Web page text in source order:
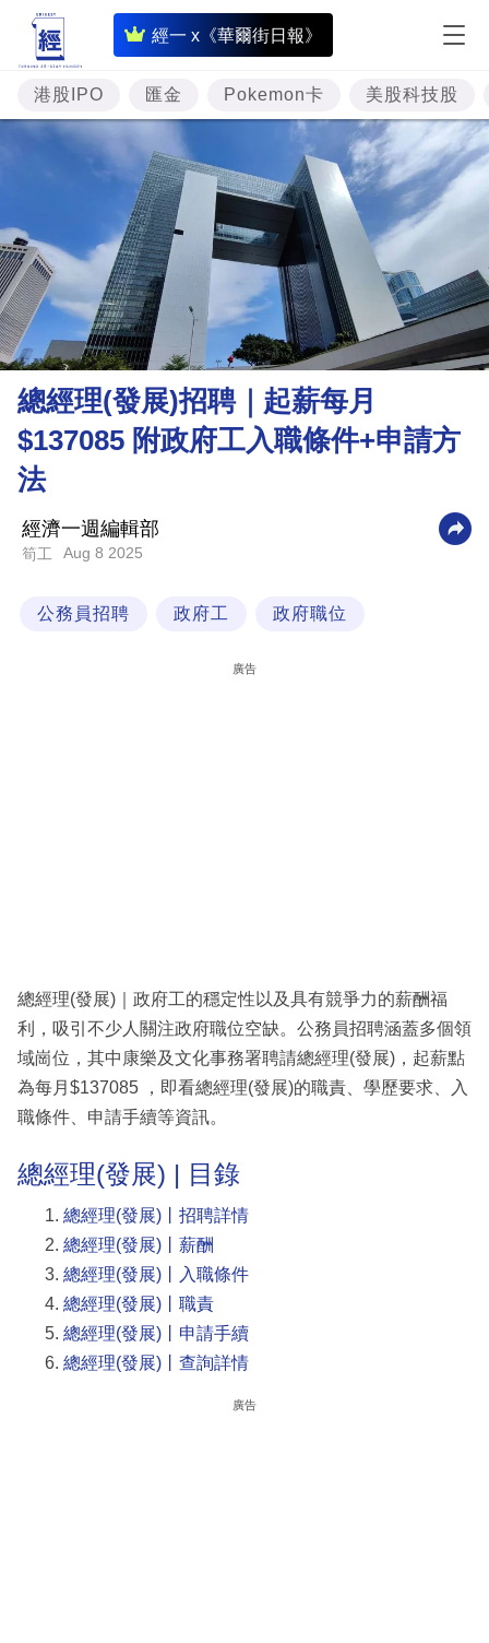
經一 x《華爾街日報》
即
時
財
經
專
題
投
資
樓
市
理
財
商
科
技
港股IPO 匯金 Pokemon卡 美股科技股
總經理(發展)招聘｜起薪每月
$137085 附政府工入職條件+申請方
法
經濟一週編輯部
筍工 Aug 8 2025
公務員招聘 政府工 政府職位
廣告
總經理(發展)｜政府工的穩定性以及具有競爭力的薪酬福
利，吸引不少人關注政府職位空缺。公務員招聘涵蓋多個領
域崗位，其中康樂及文化事務署聘請總經理(發展)，起薪點
為每月$137085 ，即看總經理(發展)的職責、學歷要求、入
職條件、申請手續等資訊。
總經理(發展) | 目錄
總經理(發展)丨招聘詳情
總經理(發展)丨薪酬
總經理(發展)丨入職條件
總經理(發展)丨職責
總經理(發展)丨申請手續
總經理(發展)丨查詢詳情
廣告